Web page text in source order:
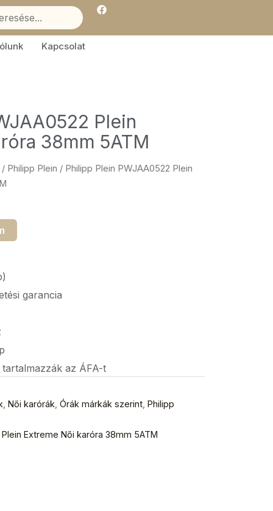
F
a
e
Kapcsolat
Plein
38mm 5ATM
/ Philipp Plein / Philipp Plein PWJAA0522 Plein
garancia
az ÁFA-t
Női karórák Órák márkák szerint Philipp
Extreme Női karóra 38mm 5ATM